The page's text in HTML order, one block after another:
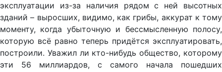
эксплуатации из-за наличия рядом с ней высотных
зданий – выросших, видимо, как грибы, аккурат к тому
моменту, когда убыточную и бессмысленную полосу,
которую всё равно теперь придётся эксплуатировать,
построили. Уважил ли кто-нибудь общество, которому
эти 56 миллиардов, с самого начала пошедших